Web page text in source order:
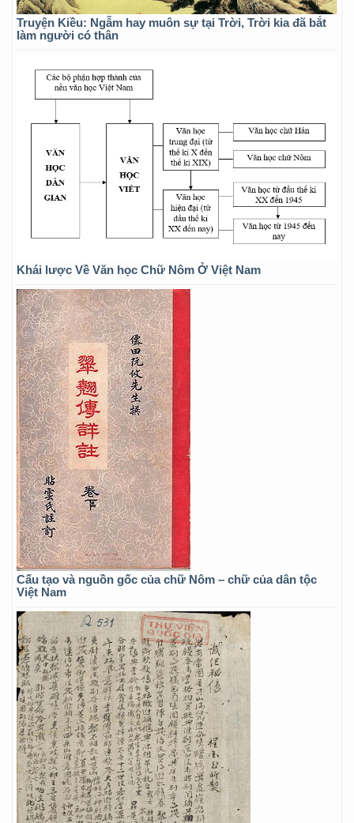
Truyện Kiều: Ngẫm hay muôn sự tại Trời, Trời kia đã bắt
làm người có thân
Khái lược Về Văn học Chữ Nôm Ở Việt Nam
Cấu tạo và nguồn gốc của chữ Nôm – chữ của dân tộc
Việt Nam